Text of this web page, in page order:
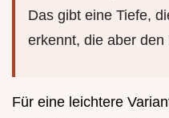
Das gibt eine Tiefe,
erkennt, die aber
Für eine leichtere